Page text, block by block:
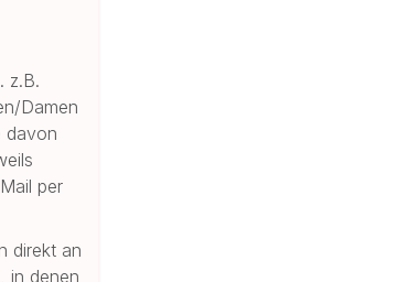
z.B.
Damen
davon
per
direkt an
in denen